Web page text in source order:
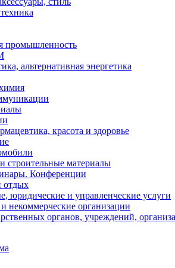
промышленность
альтернативная энергетика
красота и здоровье
строительные материалы
Конференции
отдых
юридические и управленческие услуги
некоммерческие организации
органов, учреждений,